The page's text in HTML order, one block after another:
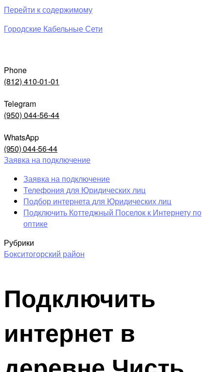
Перейти к содержимому
Городские Кабельные Сети
Phone
(812) 410-01-01
Telegram
(950) 044-56-44
WhatsApp
(950) 044-56-44
Заявка на подключение
Заявка на подключение
Телефония для Юридических лиц
Подбор интернета для Юридических лиц
Подключить Коттеджный Поселок к Интернету по
оптике
Рубрики
Бокситогорский район
Подключить
интернет в